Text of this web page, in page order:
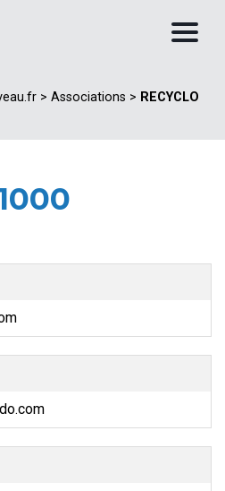
> Associations > RECYCLO